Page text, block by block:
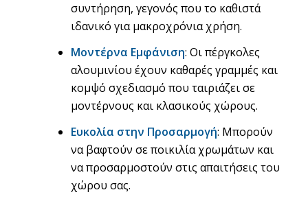
συντήρηση, γεγονός που το καθιστά
ιδανικό για μακροχρόνια χρήση.
Μοντέρνα Εμφάνιση: Οι πέργκολες
αλουμινίου έχουν καθαρές γραμμές και
κομψό σχεδιασμό που ταιριάζει σε
μοντέρνους και κλασικούς χώρους.
Ευκολία στην Προσαρμογή: Μπορούν
να βαφτούν σε ποικιλία χρωμάτων και
να προσαρμοστούν στις απαιτήσεις του
χώρου σας.